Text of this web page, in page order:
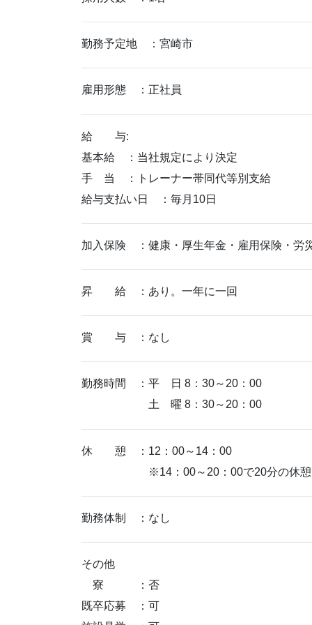
勤務予定地 ：宮崎市
雇用形態 ：正社員
給 与:
基本給 ：当社規定により決定
手 当 ：トレーナー帯同代等別支給
給与支払い日 ：毎月10日
加入保険 ：健康・厚生年金・雇用保険・労
昇 給 ：あり。一年に一回
賞 与 ：なし
勤務時間 ：平 日 8：30～20：00
土 曜 8：30～20：00
休 憩 ：12：00～14：00
※14：00～20：00で20分の休憩
勤務体制 ：なし
その他
寮 ：否
既卒応募 ：可